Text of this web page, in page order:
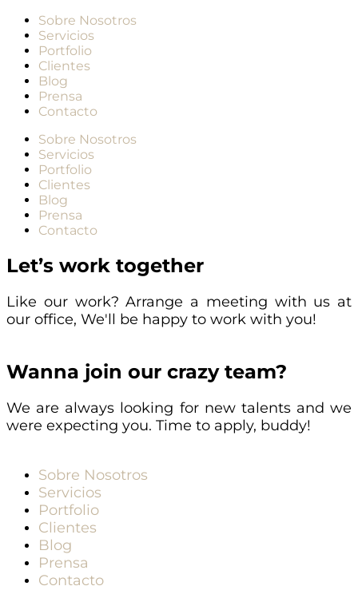
Sobre Nosotros
Servicios
Portfolio
Clientes
Blog
Prensa
Contacto
Sobre Nosotros
Servicios
Portfolio
Clientes
Blog
Prensa
Contacto
Let’s work together
Like our work? Arrange a meeting with us at
our office, We'll be happy to work with you!
Wanna join our crazy team?
We are always looking for new talents and we
were expecting you. Time to apply, buddy!
Sobre Nosotros
Servicios
Portfolio
Clientes
Blog
Prensa
Contacto